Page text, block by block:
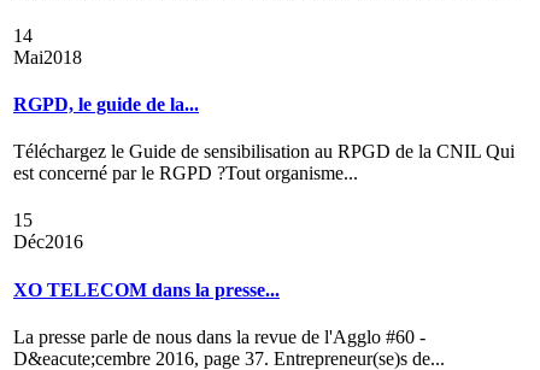
14
Mai2018
RGPD, le guide de la...
Téléchargez le Guide de sensibilisation au RPGD de la CNIL Qui
est concerné par le RGPD ?Tout organisme...
15
Déc2016
XO TELECOM dans la presse...
La presse parle de nous dans la revue de l'Agglo #60 -
D&eacute;cembre 2016, page 37. Entrepreneur(se)s de...